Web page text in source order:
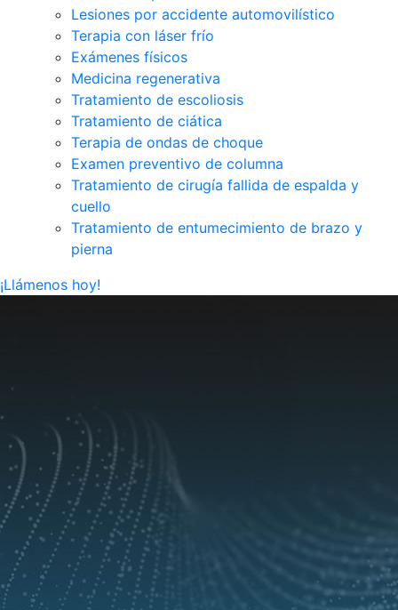
Lesiones por accidente automovilístico
Terapia con láser frío
Exámenes físicos
Medicina regenerativa
Tratamiento de escoliosis
Tratamiento de ciática
Terapia de ondas de choque
Examen preventivo de columna
Tratamiento de cirugía fallida de espalda y
cuello
Tratamiento de entumecimiento de brazo y
pierna
¡Llámenos hoy!